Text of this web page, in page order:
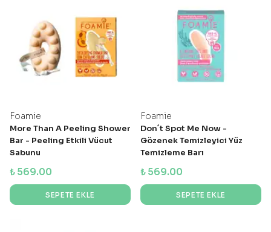
Foamie
More Than A Peeling Shower
Bar - Peeling Etkili Vücut
Sabunu
₺ 569.00
SEPETE EKLE
Foamie
Don´t Spot Me Now -
Gözenek Temizleyici Yüz
Temizleme Barı
₺ 569.00
SEPETE EKLE